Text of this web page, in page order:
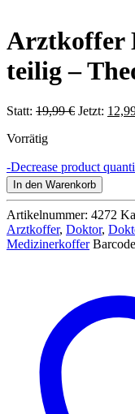
Arztkoffer
teilig –
Statt: 19,99€ Jetzt:
Vorrätig
-Decrease product
In den Warenkorb
Artikelnummer: 4272
Arztkoffer, Doktor,
Medizinerkoffer